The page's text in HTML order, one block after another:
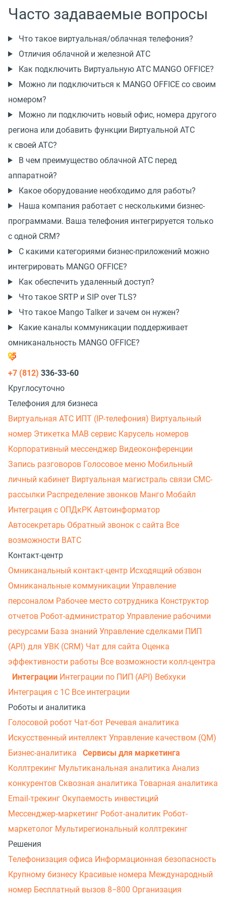
Часто задаваемые вопросы
Что такое виртуальная/облачная телефония?
Отличия облачной и железной АТС
Как подключить Виртуальную АТС MANGO OFFICE?
Можно ли подключиться к MANGO OFFICE со своим
номером?
Можно ли подключить новый офис, номера другого
региона или добавить функции Виртуальной АТС
к своей АТС?
В чем преимущество облачной АТС перед
аппаратной?
Какое оборудование необходимо для работы?
Наша компания работает с несколькими бизнес-
программами. Ваша телефония интегрируется только
с одной CRM?
С какими категориями бизнес-приложений можно
интегрировать MANGO OFFICE?
Как обеспечить удаленный доступ?
Что такое SRTP и SIP over TLS?
Что такое Mango Talker и зачем он нужен?
Какие каналы коммуникации поддерживает
омниканальность MANGO OFFICE?
+7 (812) 336-33-60
Круглосуточно
Телефония для бизнеса
Виртуальная АТС ИПТ (IP-телефония) Виртуальный
номер Этикетка МАВ сервис Карусель номеров
Корпоративный мессенджер Видеоконференции
Запись разговоров Голосовое меню Мобильный
личный кабинет Виртуальная магистраль связи СМС-
рассылки Распределение звонков Манго Мобайл
Интеграция с ОПДкРК Автоинформатор
Автосекретарь Обратный звонок с сайта Все
возможности ВАТС
Контакт-центр
Омниканальный контакт-центр Исходящий обзвон
Омниканальные коммуникации Управление
персоналом Рабочее место сотрудника Конструктор
отчетов Робот-администратор Управление рабочими
ресурсами База знаний Управление сделками ПИП
(API) для УВК (CRM) Чат для сайта Оценка
эффективности работы Все возможности колл-центра
Интеграции Интеграции по ПИП (API) Вебхуки
Интеграция с 1С Все интеграции
Роботы и аналитика
Голосовой робот Чат-бот Речевая аналитика
Искусственный интеллект Управление качеством (QM)
Бизнес-аналитика
Сервисы для маркетинга
Коллтрекинг Мультиканальная аналитика Анализ
конкурентов Сквозная аналитика Товарная аналитика
Email-трекинг Окупаемость инвестиций
Мессенджер‑маркетинг Робот-аналитик Робот-
маркетолог Мультирегиональный коллтрекинг
Решения
Телефонизация офиса Информационная безопасность
Крупному бизнесу Красивые номера Международный
номер Бесплатный вызов 8−800 Организация